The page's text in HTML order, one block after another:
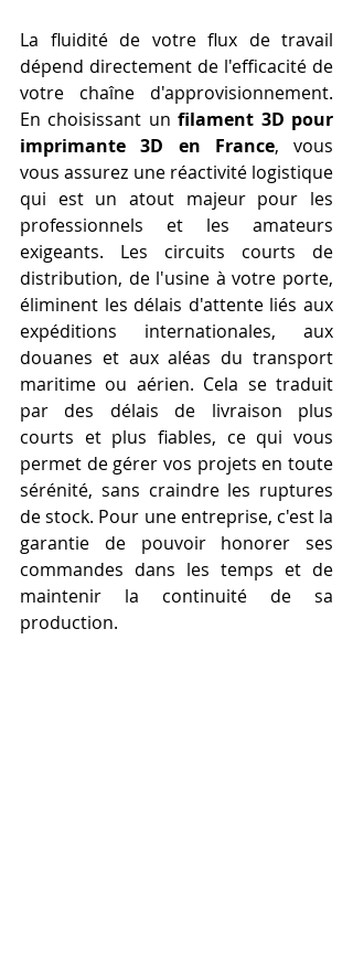
La fluidité de votre flux de travail
dépend directement de l'efficacité de
votre chaîne d'approvisionnement.
En choisissant un filament 3D pour
imprimante 3D en France, vous
vous assurez une réactivité logistique
qui est un atout majeur pour les
professionnels et les amateurs
exigeants. Les circuits courts de
distribution, de l'usine à votre porte,
éliminent les délais d'attente liés aux
expéditions internationales, aux
douanes et aux aléas du transport
maritime ou aérien. Cela se traduit
par des délais de livraison plus
courts et plus fiables, ce qui vous
permet de gérer vos projets en toute
sérénité, sans craindre les ruptures
de stock. Pour une entreprise, c'est la
garantie de pouvoir honorer ses
commandes dans les temps et de
maintenir la continuité de sa
production.